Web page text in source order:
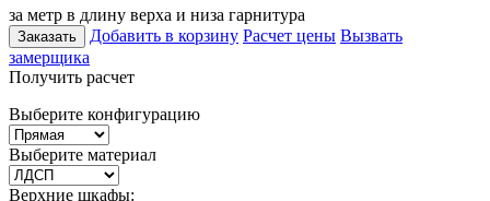
за метр в длину верха и низа гарнитура
Заказать Добавить в корзину Расчет цены Вызвать
замерщика
Получить расчет
Выберите конфигурацию
Выберите материал
Верхние шкафы: